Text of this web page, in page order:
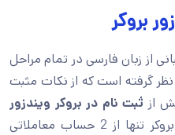
بروکر
از زبان فارسی در تمام مراحل
نظر گرفته است که از نکات مثبت
از ثبت نام در بروکر ویندزور
میبایست در نظر داشت که این بروکر تنها از 2 حساب معاملاتی